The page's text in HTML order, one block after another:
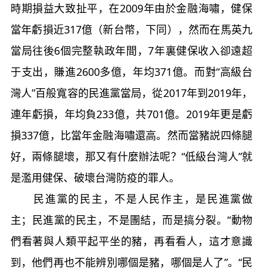
時期損益大致扯平，在2009年由於金融海嘯，健保
當年虧損近317億（新台幣，下同），然而在馬英九
當局往後6個完整執政年間，7年裏健保收入卻遠超
于支出，賺進2600多億，年均371億。而對“高級台
灣人”百般寬容的民進黨當局，從2017年到2019年，
連年虧損，年均負233億，共701億。2019年更是虧
損337億，比當年金融海嘯還高。然而當豬説四條腿
好，兩條腿壞，那又有什麼辦法呢？“低級台灣人”就
是濫用健保、破壞台灣防疫的罪人。
民進黨的民主，不是人民作主，是民進黨做
主；民進黨的民主，不是團結，而是搞分裂。“動物
們看著與人類平起平坐的豬，再看看人，這才意識
到，他們再也不能辨別哪個是豬，哪個是人了”。“民